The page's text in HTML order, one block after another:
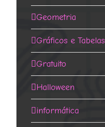
Geometria
Gráficos e Tabelas
Gratuito
Halloween
informática